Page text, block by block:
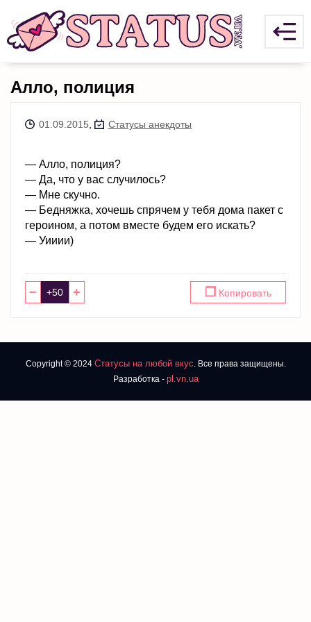
Алло, полиция
01.09.2015 Статусы анекдоты
— Алло, полиция?
— Да, что у вас случилось?
— Мне скучно.
— Бедняжка, хочешь спрячем у тебя дома пакет с
героином, а потом вместе будем его искать?
— Уииии)
− + ❐ Копировать
Copyright © 2024 Статусы на любой вкус. Все права защищены.
Разработка - pl.vn.ua